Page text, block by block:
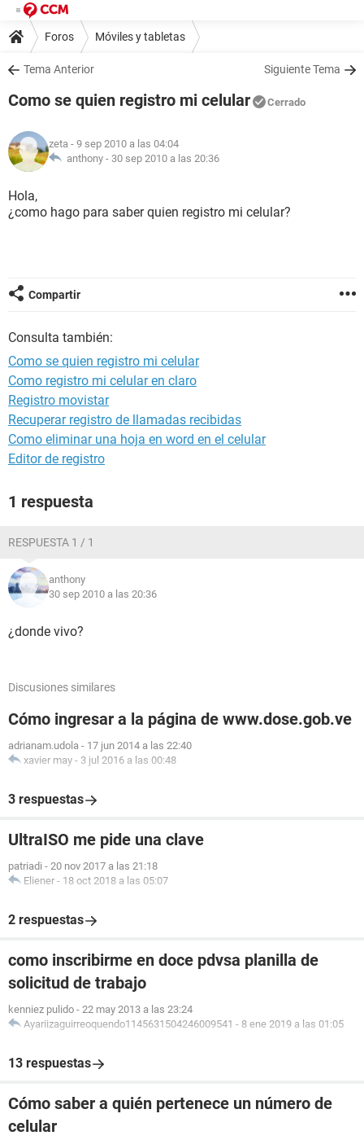
Foros Móviles y tabletas
Tema Anterior Siguiente Tema
Como se quien registro mi celular Cerrado
zeta - 9 sep 2010 a las 04:04
anthony - 30 sep 2010 a las 20:36
Hola,
¿como hago para saber quien registro mi celular?
Compartir
Consulta también:
Como se quien registro mi celular
Como registro mi celular en claro
Registro movistar
Recuperar registro de llamadas recibidas
Como eliminar una hoja en word en el celular
Editor de registro
1 respuesta
RESPUESTA 1 / 1
anthony
30 sep 2010 a las 20:36
¿donde vivo?
Discusiones similares
Cómo ingresar a la página de www.dose.gob.ve
adrianam.udola - 17 jun 2014 a las 22:40
xavier may - 3 jul 2016 a las 00:48
3 respuestas
UltraISO me pide una clave
patriadi - 20 nov 2017 a las 21:18
Eliener - 18 oct 2018 a las 05:07
2 respuestas
como inscribirme en doce pdvsa planilla de
solicitud de trabajo
kenniez pulido - 22 may 2013 a las 23:24
Ayariizaguirreoquendo1145631504246009541 - 8 ene 2019 a las 01:05
13 respuestas
Cómo saber a quién pertenece un número de
celular